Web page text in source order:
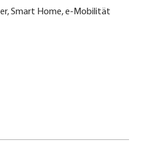
Smart Home, e-Mobilität